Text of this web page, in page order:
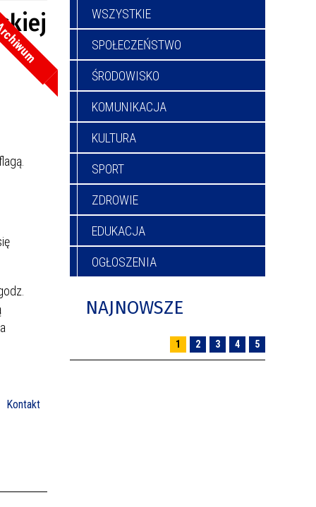
Kontakt
WSZYSTKIE
SPOŁECZEŃSTWO
ŚRODOWISKO
KOMUNIKACJA
KULTURA
SPORT
ZDROWIE
EDUKACJA
OGŁOSZENIA
NAJNOWSZE
1 2 3 4 5